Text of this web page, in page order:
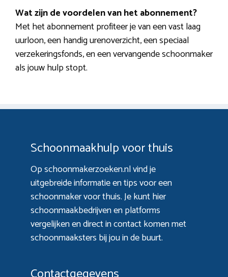
Wat zijn de voordelen van het abonnement?
Met het abonnement profiteer je van een vast laag
uurloon, een handig urenoverzicht, een speciaal
verzekeringsfonds, en een vervangende schoonmaker
als jouw hulp stopt.
Schoonmaakhulp voor thuis
Op schoonmakerzoeken.nl vind je
uitgebreide informatie en tips voor een
schoonmaker voor thuis. Je kunt hier
schoonmaakbedrijven en platforms
vergelijken en direct in contact komen met
schoonmaaksters bij jou in de buurt.